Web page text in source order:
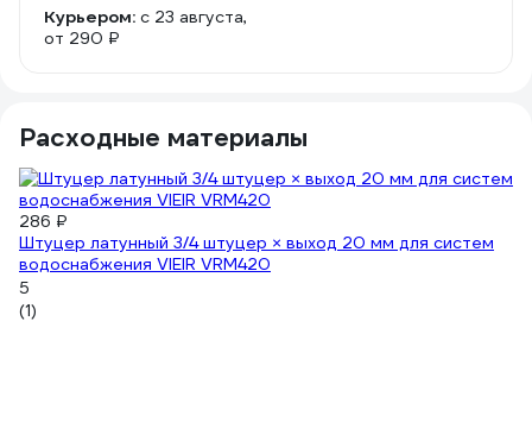
Курьером: c 23 августа,
от 290 ₽
Расходные материалы
286 ₽
Штуцер латунный 3/4 штуцер × выход 20 мм для систем
водоснабжения VIEIR VRM420
5
(1)